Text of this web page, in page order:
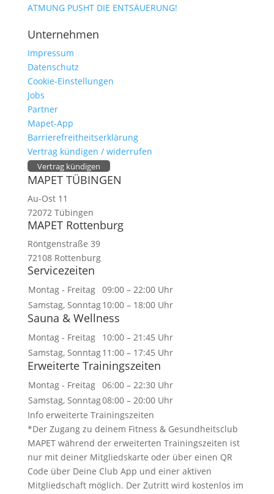
ATMUNG PUSHT DIE ENTSÄUERUNG!
Unternehmen
Impressum
Datenschutz
Cookie-Einstellungen
Jobs
Partner
Mapet-App
Barrierefreitheitserklärung
Vertrag kündigen / widerrufen
Vertrag kündigen
MAPET TÜBINGEN
Au-Ost 11
72072 Tübingen
MAPET Rottenburg
Röntgenstraße 39
72108 Rottenburg
Servicezeiten
Montag - Freitag 09:00 – 22:00 Uhr
Samstag, Sonntag10:00 – 18:00 Uhr
Sauna & Wellness
Montag - Freitag
10:00 – 21:45 Uhr
Samstag, Sonntag11:00 – 17:45 Uhr
Erweiterte Trainingszeiten
Montag - Freitag 06:00 – 22:30 Uhr
Samstag, Sonntag08:00 – 20:00 Uhr
Info erweiterte Trainingszeiten
*Der Zugang zu deinem Fitness & Gesundheitsclub
MAPET während der erweiterten Trainingszeiten ist
nur mit deiner Mitgliedskarte oder über einen QR
Code über Deine Club App und einer aktiven
Mitgliedschaft möglich. Der Zutritt wird kostenlos im